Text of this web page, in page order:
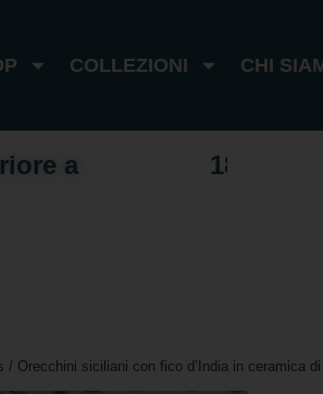
COLLEZIONI CHI
a 18
/ Orecchini siciliani con fico d’India in ceramica